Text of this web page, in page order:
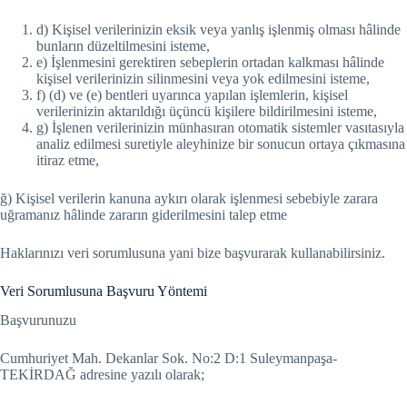
d) Kişisel verilerinizin eksik veya yanlış işlenmiş olması hâlinde
bunların düzeltilmesini isteme,
e) İşlenmesini gerektiren sebeplerin ortadan kalkması hâlinde
kişisel verilerinizin silinmesini veya yok edilmesini isteme,
f) (d) ve (e) bentleri uyarınca yapılan işlemlerin, kişisel
verilerinizin aktarıldığı üçüncü kişilere bildirilmesini isteme,
g) İşlenen verilerinizin münhasıran otomatik sistemler vasıtasıyla
analiz edilmesi suretiyle aleyhinize bir sonucun ortaya çıkmasına
itiraz etme,
ğ) Kişisel verilerin kanuna aykırı olarak işlenmesi sebebiyle zarara
uğramanız hâlinde zararın giderilmesini talep etme
Haklarınızı veri sorumlusuna yani bize başvurarak kullanabilirsiniz.
Veri Sorumlusuna Başvuru Yöntemi
Başvurunuzu
Cumhuriyet Mah. Dekanlar Sok. No:2 D:1 Suleymanpaşa-
TEKİRDAĞ adresine yazılı olarak;